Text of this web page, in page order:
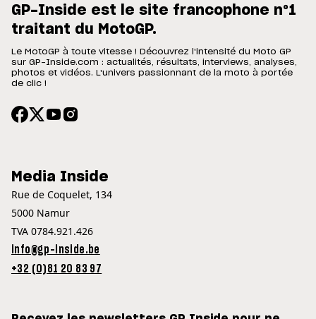
GP-Inside est le site francophone n°1
traitant du MotoGP.
Le MotoGP à toute vitesse ! Découvrez l'intensité du Moto GP
sur GP-Inside.com : actualités, résultats, interviews, analyses,
photos et vidéos. L'univers passionnant de la moto à portée
de clic !
Media Inside
Rue de Coquelet, 134
5000 Namur
TVA 0784.921.426
info@gp-inside.be
+32 (0)81 20 83 97